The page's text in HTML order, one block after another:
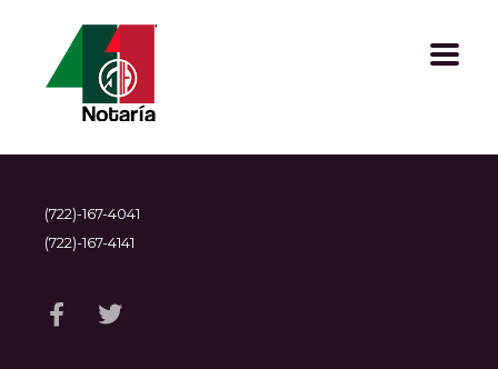
(722)-167-4041
(722)-167-4141